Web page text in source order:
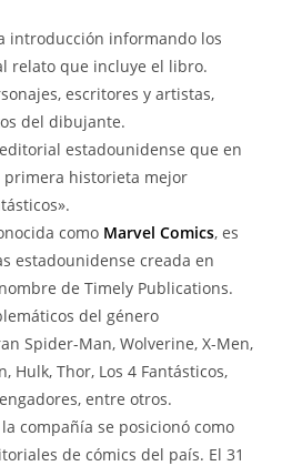
introducción informando los
relato que incluye el libro.
escritores y artistas,
del dibujante.
estadounidense que en
primera historieta mejor
como Marvel Comics, es
estadounidense creada en
de Timely Publications.
del género
Spider-Man, Wolverine, X-Men,
Hulk, Thor, Los 4 Fantásticos,
entre otros.
compañía se posicionó como
de cómics del país. El 31